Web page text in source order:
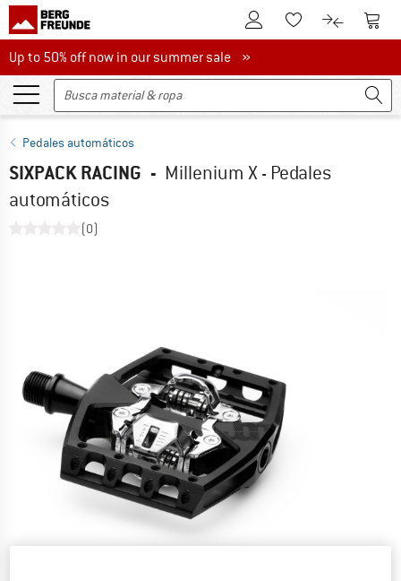
A la cuenta de cliente
A la lista de
A la A la
Up to 50% off now in our summer sale
Up to 50% off now in our summer sale »
Pedales automáticos
SIXPACK RACING - Millenium X - Pedales
automáticos
(0)